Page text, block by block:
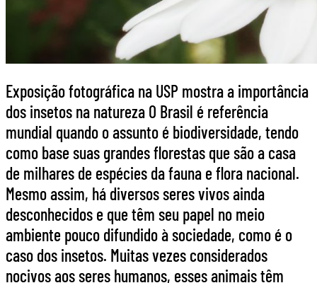
Exposição fotográfica na USP mostra a importância
dos insetos na natureza O Brasil é referência
mundial quando o assunto é biodiversidade, tendo
como base suas grandes florestas que são a casa
de milhares de espécies da fauna e flora nacional.
Mesmo assim, há diversos seres vivos ainda
desconhecidos e que têm seu papel no meio
ambiente pouco difundido à sociedade, como é o
caso dos insetos. Muitas vezes considerados
nocivos aos seres humanos, esses animais têm